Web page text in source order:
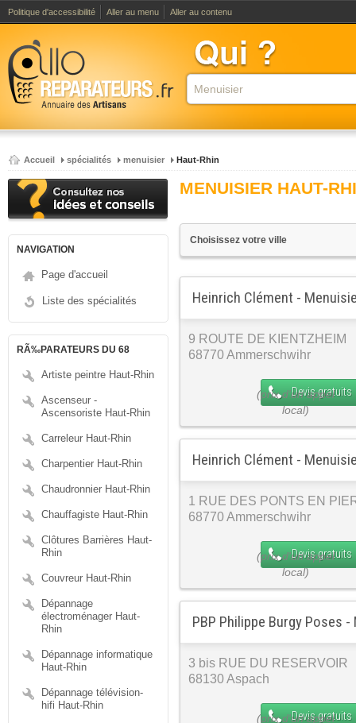
Politique d'accessibilité Aller au menu Aller au contenu
Accueil spécialités menuisier Haut-Rhin
NAVIGATION
Page d'accueil
Liste des spécialités
RÃ‰PARATEURS DU 68
Artiste peintre Haut-Rhin
Ascenseur -
Ascensoriste Haut-Rhin
Carreleur Haut-Rhin
Charpentier Haut-Rhin
Chaudronnier Haut-Rhin
Chauffagiste Haut-Rhin
Clôtures Barrières Haut-
Rhin
Couvreur Haut-Rhin
Dépannage
électroménager Haut-
Rhin
Dépannage informatique
Haut-Rhin
Dépannage télévision-
hifi Haut-Rhin
MENUISIER HAUT-
Heinrich Clément -
9 ROUTE DE KIENTZHEIM
68770 Ammerschwihr
Devis gratuits
Heinrich Clément -
1 RUE DES PONTS EN
68770 Ammerschwihr
Devis gratuits
PBP Philippe Burgy Poses
3 bis RUE DU RESERVOIR
68130 Aspach
Devis gratuits